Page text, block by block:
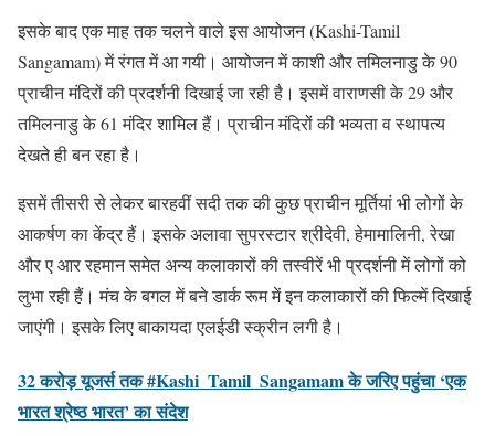
इसके बाद एक माह तक चलने वाले इस आयोजन (Kashi-Tamil
Sangamam) में रंगत में आ गयी। आयोजन में काशी और तमिलनाडु के 90
प्राचीन मंदिरों की प्रदर्शनी दिखाई जा रही है। इसमें वाराणसी के 29 और
तमिलनाडु के 61 मंदिर शामिल हैं। प्राचीन मंदिरों की भव्यता व स्थापत्य
देखते ही बन रहा है।
इसमें तीसरी से लेकर बारहवीं सदी तक की कुछ प्राचीन मूर्तियां भी लोगों के
आकर्षण का केंद्र हैं। इसके अलावा सुपरस्टार श्रीदेवी, हेमामालिनी, रेखा
और ए आर रहमान समेत अन्य कलाकारों की तस्वीरें भी प्रदर्शनी में लोगों को
लुभा रही हैं। मंच के बगल में बने डार्क रूम में इन कलाकारों की फिल्में दिखाई
जाएंगी। इसके लिए बाकायदा एलईडी स्क्रीन लगी है।
32 करोड़ यूजर्स तक #Kashi_Tamil_Sangamam के जरिए पहुंचा ‘एक
भारत श्रेष्ठ भारत’ का संदेश